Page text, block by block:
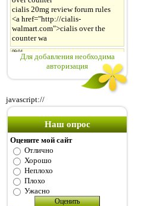
Для добавления необходима
авторизация
javascript://
Наш опрос
Оцените мой сайт
Отлично
Хорошо
Неплохо
Плохо
Ужасно